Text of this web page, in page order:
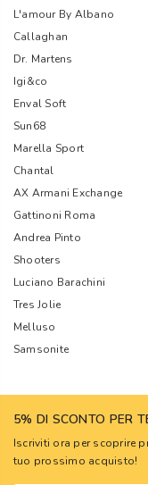
L'amour By Albano
Callaghan
Dr. Martens
Igi&co
Enval Soft
Sun68
Marella Sport
Chantal
AX Armani Exchange
Gattinoni Roma
Andrea Pinto
Shooters
Luciano Barachini
Tres Jolie
Melluso
Samsonite
5% DI SCONTO PER
Iscriviti ora per scoprire
tuo prossimo acquisto!